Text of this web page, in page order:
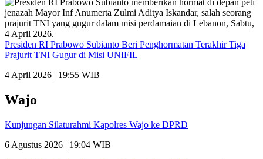
Presiden RI Prabowo Subianto Beri Penghormatan Terakhir Tiga
Prajurit TNI Gugur di Misi UNIFIL
4 April 2026 | 19:55 WIB
Wajo
Kunjungan Silaturahmi Kapolres Wajo ke DPRD
6 Agustus 2026 | 19:04 WIB